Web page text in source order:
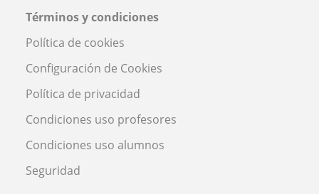
Términos y condiciones
Política de cookies
Configuración de Cookies
Política de privacidad
Condiciones uso profesores
Condiciones uso alumnos
Seguridad